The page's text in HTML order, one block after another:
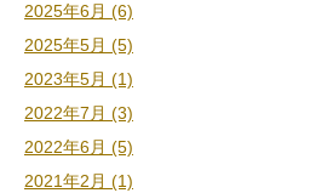
2025年6月 (6)
2025年5月 (5)
2023年5月 (1)
2022年7月 (3)
2022年6月 (5)
2021年2月 (1)